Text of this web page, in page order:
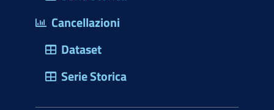
Cancellazioni
Dataset
Serie Storica